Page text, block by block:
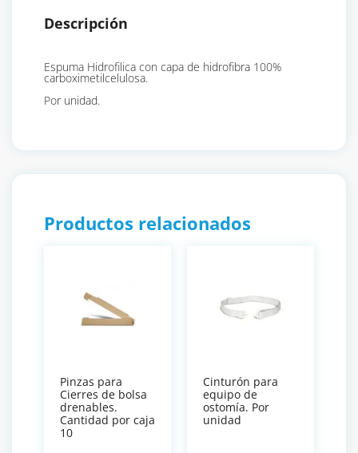
Descripción
Espuma Hidrofilica con capa de hidrofibra 100%
carboximetilcelulosa.
Por unidad.
Productos relacionados
Pinzas para
Cierres de bolsa
drenables.
Cantidad por caja
10
Cinturón para
equipo de
ostomía. Por
unidad